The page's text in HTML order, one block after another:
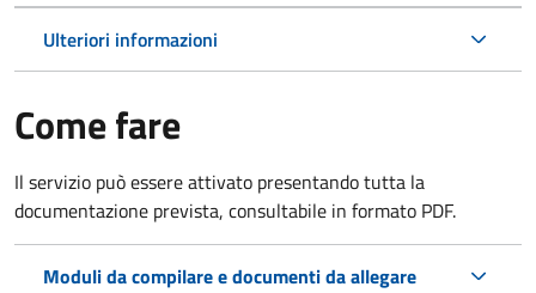
Ulteriori informazioni
Come fare
Il servizio può essere attivato presentando tutta la
documentazione prevista, consultabile in formato PDF.
Moduli da compilare e documenti da allegare